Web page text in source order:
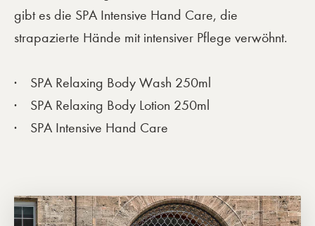
gibt es die SPA Intensive Hand Care, die
strapazierte Hände mit intensiver Pflege verwöhnt.
SPA Relaxing Body Wash 250ml
SPA Relaxing Body Lotion 250ml
SPA Intensive Hand Care